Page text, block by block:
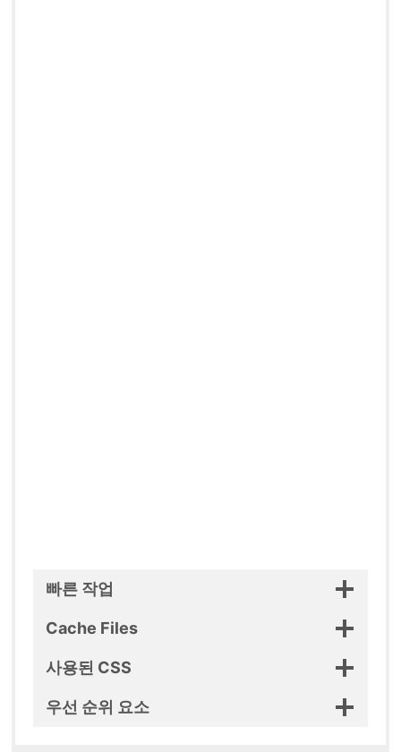
빠른 작업
Cache Files
사용된 CSS
우선 순위 요소